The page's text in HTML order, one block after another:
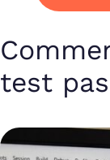
test